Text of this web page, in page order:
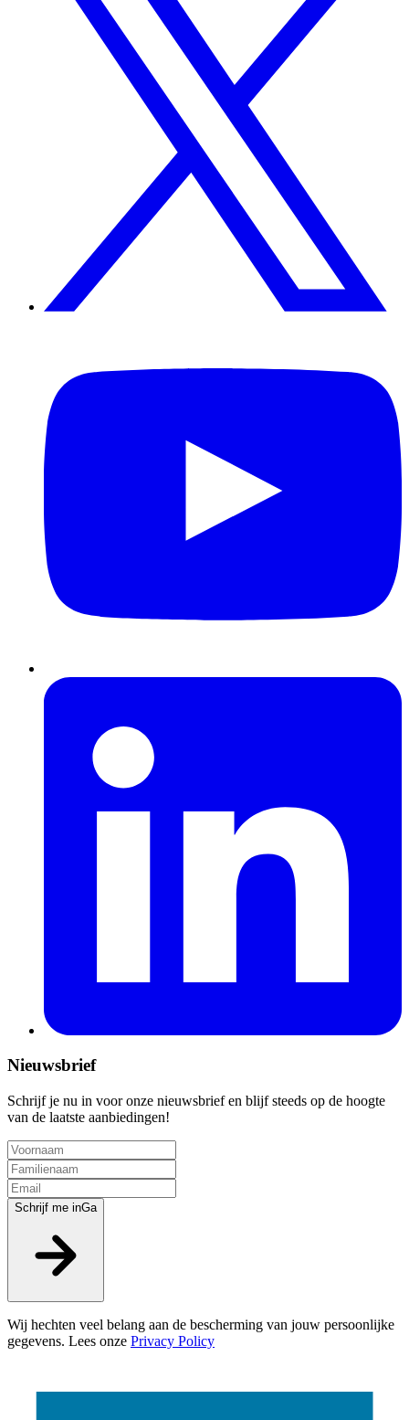
Nieuwsbrief
Schrijf je nu in voor onze nieuwsbrief en blijf steeds op de hoogte
van de laatste aanbiedingen!
Schrijf me inGa
Wij hechten veel belang aan de bescherming van jouw persoonlijke
gegevens. Lees onze Privacy Policy